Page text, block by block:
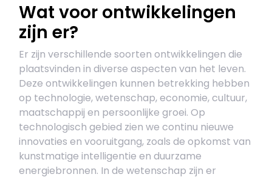
Wat voor ontwikkelingen
zijn er?
Er zijn verschillende soorten ontwikkelingen die
plaatsvinden in diverse aspecten van het leven.
Deze ontwikkelingen kunnen betrekking hebben
op technologie, wetenschap, economie, cultuur,
maatschappij en persoonlijke groei. Op
technologisch gebied zien we continu nieuwe
innovaties en vooruitgang, zoals de opkomst van
kunstmatige intelligentie en duurzame
energiebronnen. In de wetenschap zijn er